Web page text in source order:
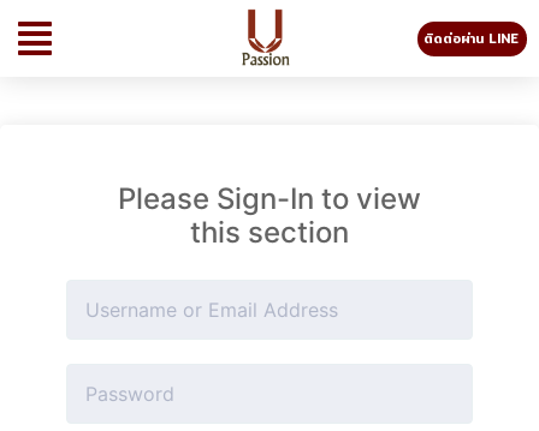
ติดต่อผ่าน LINE
Please Sign-In to view
this section